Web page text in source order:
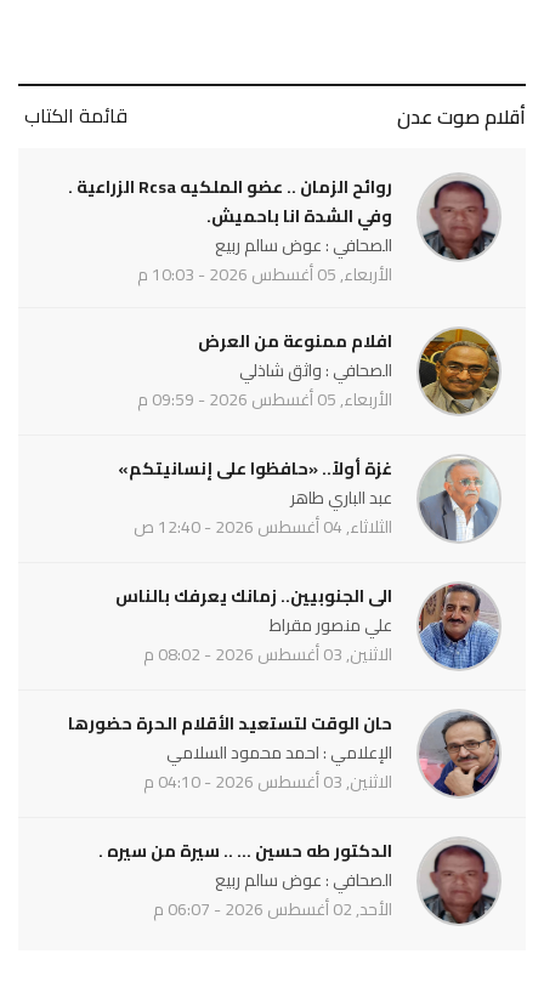
أقلام صوت عدن قائمة الكتاب
روائح الزمان .. عضو الملكيه Rcsa الزراعية .
وفي الشدة انا باحميش.
الصحافي : عوض سالم ربيع
الأربعاء, 05 أغسطس 2026 - 10:03 م
افلام ممنوعة من العرض
الصحافي : واثق شاذلي
الأربعاء, 05 أغسطس 2026 - 09:59 م
غزة أولاً.. «حافظوا على إنسانيتكم»
عبد الباري طاهر
الثلاثاء, 04 أغسطس 2026 - 12:40 ص
الى الجنوبيين.. زمانك يعرفك بالناس
علي منصور مقراط
الاثنين, 03 أغسطس 2026 - 08:02 م
حان الوقت لتستعيد الأقلام الحرة حضورها
الإعلامي : احمد محمود السلامي
الاثنين, 03 أغسطس 2026 - 04:10 م
الدكتور طه حسين ... .. سيرة من سيره .
الصحافي : عوض سالم ربيع
الأحد, 02 أغسطس 2026 - 06:07 م